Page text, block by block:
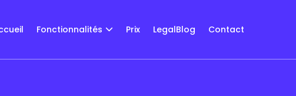
Fonctionnalités Prix LegalBlog Contact